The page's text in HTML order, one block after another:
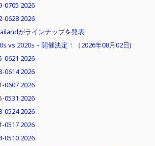
0705 2026
0628 2026
がラインナップを発表
vs 2020s – 開催決定！（2026年08月02日)
0621 2026
0614 2026
0607 2026
0531 2026
0524 2026
0517 2026
0510 2026